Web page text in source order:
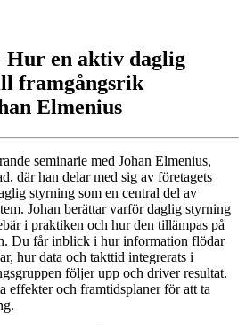
Hur en aktiv daglig
framgångsrik
Elmenius
seminarie med Johan Elmenius,
där han delar med sig av företagets
styrning som en central del av
Johan berättar varför daglig styrning
i praktiken och hur den tillämpas på
Du får inblick i hur information flödar
hur data och takttid integrerats i
följer upp och driver resultat.
effekter och framtidsplaner för att ta